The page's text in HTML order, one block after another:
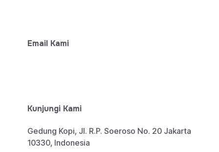
Email Kami
Kunjungi Kami
Gedung Kopi, Jl. R.P. Soeroso No. 20 Jakarta
10330, Indonesia